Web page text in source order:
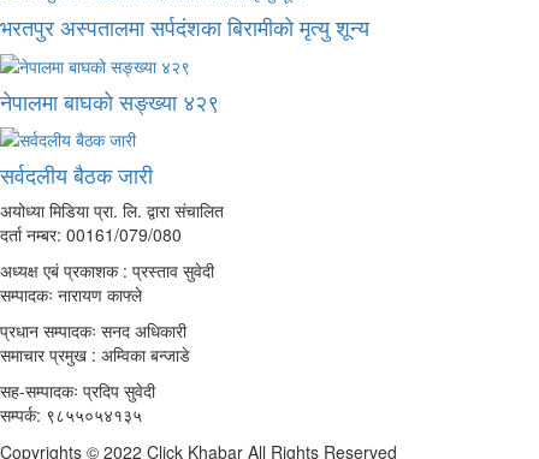
भरतपुर अस्पतालमा सर्पदंशका बिरामीको मृत्यु शून्य
नेपालमा बाघको सङ्ख्या ४२९
सर्वदलीय बैठक जारी
अयोध्या मिडिया प्रा. लि. द्वारा संचालित
दर्ता नम्बर: 00161/079/080
अध्यक्ष एबं प्रकाशक : प्रस्ताव सुवेदी
सम्पादकः नारायण काफ्ले
प्रधान सम्पादकः सनद अधिकारी
समाचार प्रमुख : अम्विका बन्जाडे
सह-सम्पादकः प्रदिप सुवेदी
सम्पर्क: ९८५५०५४१३५
Copyrights © 2022 Click Khabar All Rights Reserved